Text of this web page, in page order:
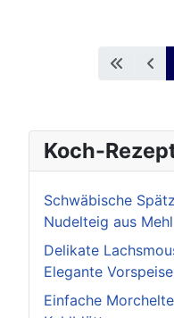
Koch-
Schwäbische
Nudelteig aus
Delikate
Elegante Vorspeise
Einfache